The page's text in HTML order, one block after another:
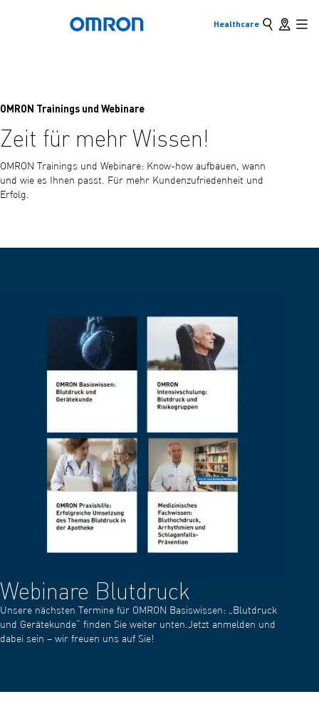
Healthcare Search
Store
Products
Products & Solutions
Education
Medical and Product Trainings
OMRON Trainings und Webinare
Zeit für mehr Wissen!
OMRON Trainings und Webinare: Know-how aufbauen, wann
und wie es Ihnen passt. Für mehr Kundenzufriedenheit und
Erfolg.
Webinare Blutdruck
Unsere nächsten Termine für OMRON Basiswissen: „Blutdruck
und Gerätekunde“ finden Sie weiter unten.Jetzt anmelden und
dabei sein – wir freuen uns auf Sie!